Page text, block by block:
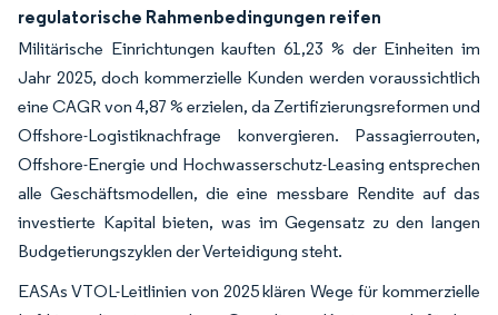
regulatorische Rahmenbedingungen reifen
Militärische Einrichtungen kauften 61,23 % der Einheiten im
Jahr 2025, doch kommerzielle Kunden werden voraussichtlich
eine CAGR von 4,87 % erzielen, da Zertifizierungsreformen und
Offshore-Logistiknachfrage konvergieren. Passagierrouten,
Offshore-Energie und Hochwasserschutz-Leasing entsprechen
alle Geschäftsmodellen, die eine messbare Rendite auf das
investierte Kapital bieten, was im Gegensatz zu den langen
Budgetierungszyklen der Verteidigung steht.
EASAs VTOL-Leitlinien von 2025 klären Wege für kommerzielle